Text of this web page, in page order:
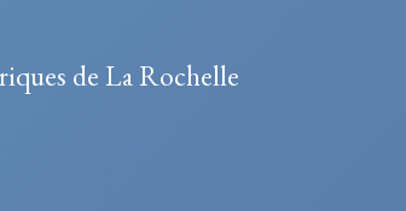
de La Rochelle